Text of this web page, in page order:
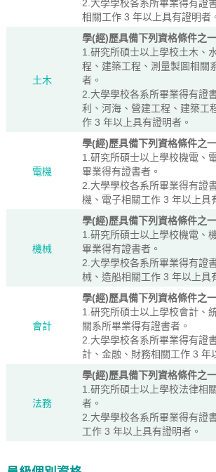
2.大學學校各系所畢業得有證
相關工作 3 年以上具有證明者
土木
學(經)歷具備下列資格條件之
1.研究所碩士以上學校土木、
程、建築工程、測量製圖相關
者。
2.大學學校各系所畢業得有證
利、河海、營建工程、建築工
作 3 年以上具有證明者。
電機
學(經)歷具備下列資格條件之
1.研究所碩士以上學校機電、
畢業得有證書者。
2.大學學校各系所畢業得有證
機、電子相關工作 3 年以上具
機械
學(經)歷具備下列資格條件之
1.研究所碩士以上學校機電、
畢業得有證書者。
2.大學學校各系所畢業得有證
械、造船相關工作 3 年以上具
會計
學(經)歷具備下列資格條件之
1.研究所碩士以上學校會計、
關系所畢業得有證書者。
2.大學學校各系所畢業得有證
計、金融、財務相關工作 3 年
法務
學(經)歷具備下列資格條件之
1.研究所碩士以上學校法律相
者。
2.大學學校各系所畢業得有證
工作 3 年以上具有證明者。